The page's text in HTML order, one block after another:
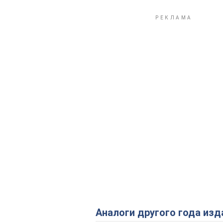
Аналоги другого года